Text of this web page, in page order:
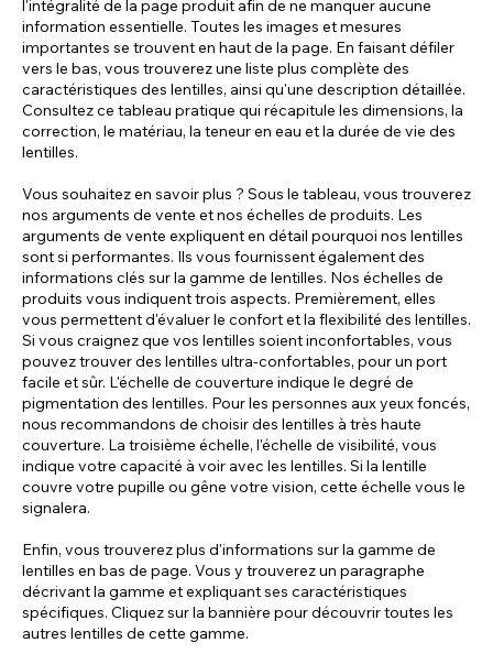
l'intégralité de la page produit afin de ne manquer aucune
information essentielle. Toutes les images et mesures
importantes se trouvent en haut de la page. En faisant défiler
vers le bas, vous trouverez une liste plus complète des
caractéristiques des lentilles, ainsi qu'une description détaillée.
Consultez ce tableau pratique qui récapitule les dimensions, la
correction, le matériau, la teneur en eau et la durée de vie des
lentilles.
Vous souhaitez en savoir plus ? Sous le tableau, vous trouverez
nos arguments de vente et nos échelles de produits. Les
arguments de vente expliquent en détail pourquoi nos lentilles
sont si performantes. Ils vous fournissent également des
informations clés sur la gamme de lentilles. Nos échelles de
produits vous indiquent trois aspects. Premièrement, elles
vous permettent d'évaluer le confort et la flexibilité des lentilles.
Si vous craignez que vos lentilles soient inconfortables, vous
pouvez trouver des lentilles ultra-confortables, pour un port
facile et sûr. L'échelle de couverture indique le degré de
pigmentation des lentilles. Pour les personnes aux yeux foncés,
nous recommandons de choisir des lentilles à très haute
couverture. La troisième échelle, l'échelle de visibilité, vous
indique votre capacité à voir avec les lentilles. Si la lentille
couvre votre pupille ou gêne votre vision, cette échelle vous le
signalera.
Enfin, vous trouverez plus d'informations sur la gamme de
lentilles en bas de page. Vous y trouverez un paragraphe
décrivant la gamme et expliquant ses caractéristiques
spécifiques. Cliquez sur la bannière pour découvrir toutes les
autres lentilles de cette gamme.